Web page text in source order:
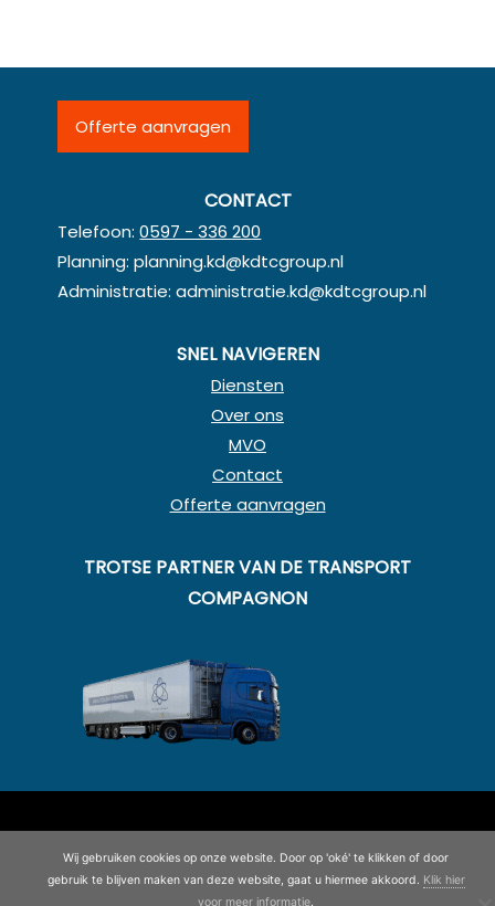
Offerte aanvragen
CONTACT
Telefoon:0597 - 336 200
Planning:planning.kd@kdtcgroup.nl
Administratie:administratie.kd@kdtcgroup.nl
SNEL NAVIGEREN
Diensten
Over ons
MVO
Contact
Offerte aanvragen
TROTSE PARTNER VAN DE TRANSPORT
COMPAGNON
© Copyright 2020 - 2026Koning en Drenth· Alle rechten
voorbehouden
©2026| Website ontwikkeling doorWEBSITEBEREIKT.NL
Wij gebruiken cookies op onze website. Door op 'oké' te klikken of door
gebruik te blijven maken van deze website, gaat u hiermee akkoord. Klik hier
voor meer informatie.